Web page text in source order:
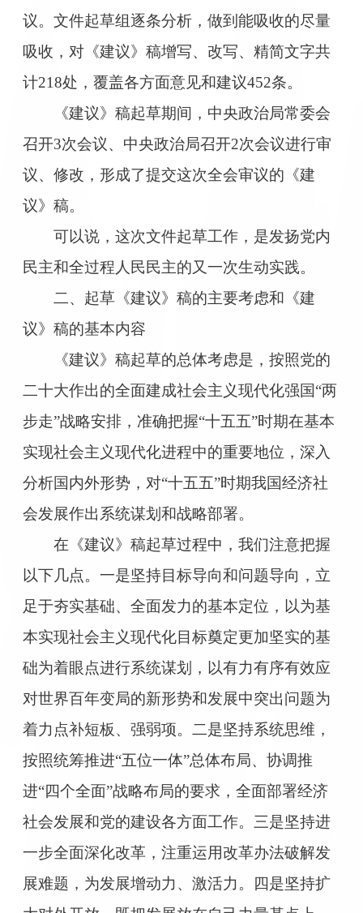
议。文件起草组逐条分析，做到能吸收的尽量
吸收，对《建议》稿增写、改写、精简文字共
计218处，覆盖各方面意见和建议452条。
《建议》稿起草期间，中央政治局常委会
召开3次会议、中央政治局召开2次会议进行审
议、修改，形成了提交这次全会审议的《建
议》稿。
可以说，这次文件起草工作，是发扬党内
民主和全过程人民民主的又一次生动实践。
二、起草《建议》稿的主要考虑和《建
议》稿的基本内容
《建议》稿起草的总体考虑是，按照党的
二十大作出的全面建成社会主义现代化强国“两
步走”战略安排，准确把握“十五五”时期在基本
实现社会主义现代化进程中的重要地位，深入
分析国内外形势，对“十五五”时期我国经济社
会发展作出系统谋划和战略部署。
在《建议》稿起草过程中，我们注意把握
以下几点。一是坚持目标导向和问题导向，立
足于夯实基础、全面发力的基本定位，以为基
本实现社会主义现代化目标奠定更加坚实的基
础为着眼点进行系统谋划，以有力有序有效应
对世界百年变局的新形势和发展中突出问题为
着力点补短板、强弱项。二是坚持系统思维，
按照统筹推进“五位一体”总体布局、协调推
进“四个全面”战略布局的要求，全面部署经济
社会发展和党的建设各方面工作。三是坚持进
一步全面深化改革，注重运用改革办法破解发
展难题，为发展增动力、激活力。四是坚持扩